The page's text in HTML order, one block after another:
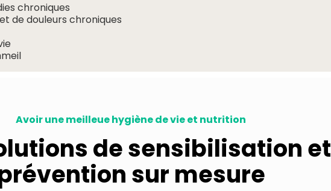
chroniques
de douleurs chroniques
Avoir une meilleue hygiène de vie et nutrition
de sensibilisation et
sur mesure